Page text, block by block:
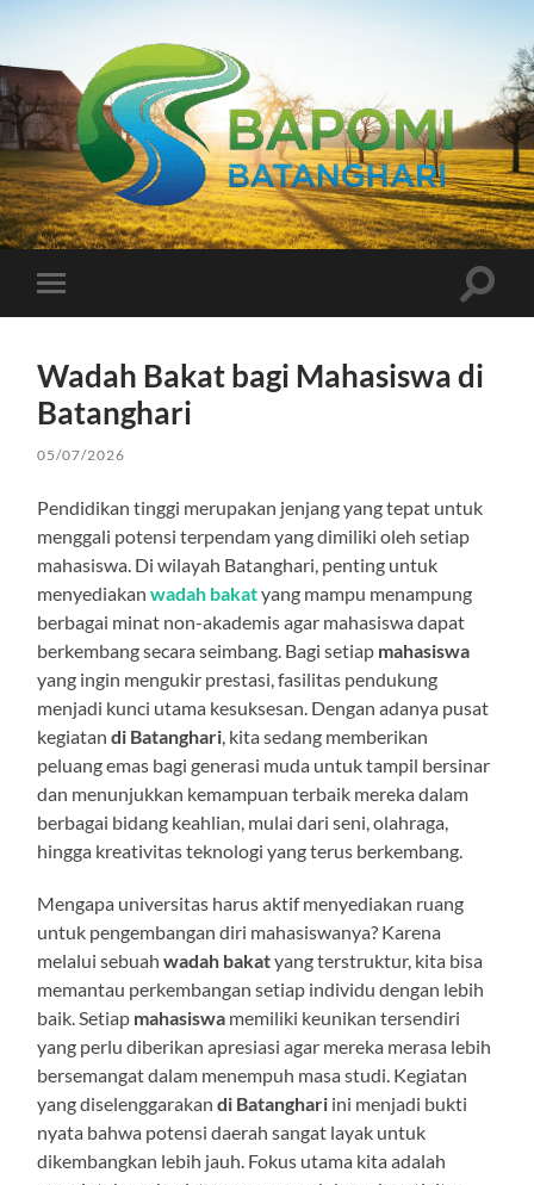
Bapomi
Batanghari
Toggle
mobile
Toggle
Wadah Bakat bagi Mahasiswa di
Batanghari
05/07/2026
Pendidikan tinggi merupakan jenjang yang tepat untuk
menggali potensi terpendam yang dimiliki oleh setiap
mahasiswa. Di wilayah Batanghari, penting untuk
menyediakanwadah bakatyang mampu menampung
berbagai minat non-akademis agar mahasiswa dapat
berkembang secara seimbang. Bagi setiap mahasiswa
yang ingin mengukir prestasi, fasilitas pendukung
menjadi kunci utama kesuksesan. Dengan adanya pusat
kegiatandi Batanghari , kita sedang memberikan
peluang emas bagi generasi muda untuk tampil bersinar
dan menunjukkan kemampuan terbaik mereka dalam
berbagai bidang keahlian, mulai dari seni, olahraga,
hingga kreativitas teknologi yang terus berkembang.
Mengapa universitas harus aktif menyediakan ruang
untuk pengembangan diri mahasiswanya? Karena
melalui sebuahwadah bakatyang terstruktur, kita bisa
memantau perkembangan setiap individu dengan lebih
baik. Setiap mahasiswa memiliki keunikan tersendiri
yang perlu diberikan apresiasi agar mereka merasa lebih
bersemangat dalam menempuh masa studi. Kegiatan
yang diselenggarakandi Batanghari ini menjadi bukti
nyata bahwa potensi daerah sangat layak untuk
dikembangkan lebih jauh. Fokus utama kita adalah